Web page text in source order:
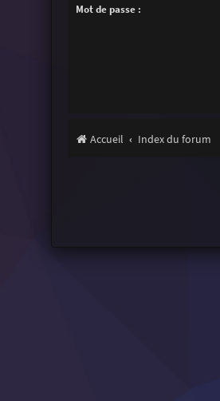
Mot de passe :
Accueil Index du forum